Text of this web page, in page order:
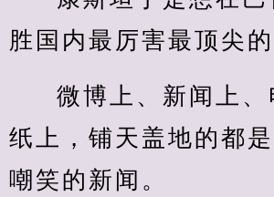
胜国内最厉害最顶尖的
微博上、新闻上、
纸上，铺天盖地的都
嘲笑的新闻。